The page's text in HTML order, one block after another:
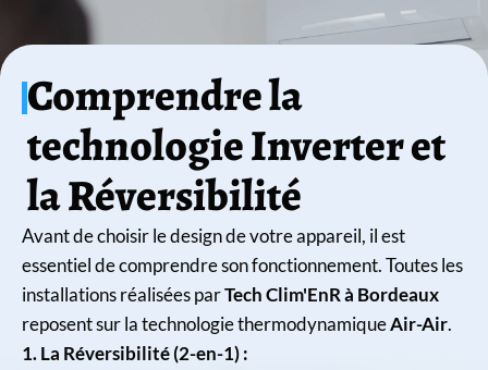
Comprendre la
technologie Inverter et
la Réversibilité
Avant de choisir le design de votre appareil, il est
essentiel de comprendre son fonctionnement. Toutes les
installations réalisées parTech Clim'EnR à Bordeaux
reposent sur la technologie thermodynamiqueAir-Air.
1. La Réversibilité (2-en-1) :